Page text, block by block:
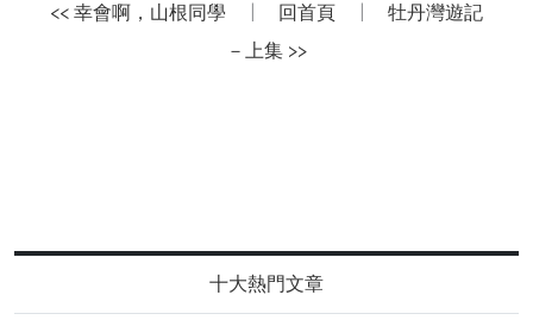
<< 幸會啊，山根同學 回首頁
牡丹灣遊記
－上集 >>
十大熱門文章